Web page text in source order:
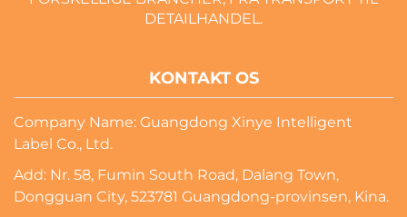
DETAILHANDEL.
KONTAKT OS
Company Name: Guangdong Xinye Intelligent
Label Co., Ltd.
Add: Nr. 58, Fumin South Road, Dalang Town,
Dongguan City, 523781 Guangdong-provinsen, Kina.